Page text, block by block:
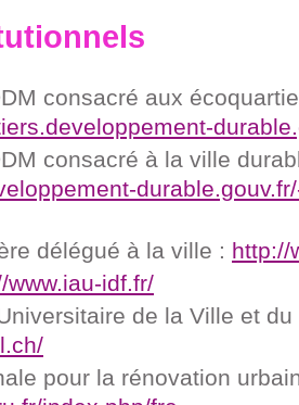
consacré aux
consacré à la ville
délégué à la ville : http://
www.iau-idf.fr/
de la Ville et
pour la rénovation